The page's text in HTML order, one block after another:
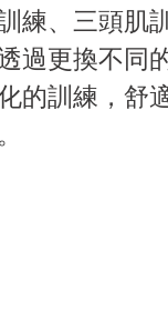
練、三頭肌
過更換不同
的訓練，舒